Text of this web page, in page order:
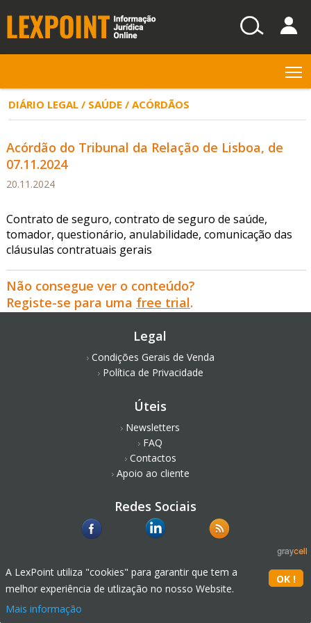
DIÁRIO LEGAL / SAÚDE / ACÓRDÃOS
Acórdão do Tribunal da Relação de Lisboa, de
07.11.2024
20.11.2024
Contrato de seguro, contrato de seguro de saúde,
tomador, questionário, anulabilidade, comunicação das
cláusulas contratuais gerais
Não consegue ver o conteúdo?
Registe-se para uma free trial.
Legal
Condições Gerais de Venda
Política de Privacidade
Úteis
Newsletters
FAQ
Contactos
Apoio ao cliente
Redes Sociais
A LexPoint utiliza "cookies" para garantir que tem a
melhor experiência de utlização no nosso Website.
Mais informação